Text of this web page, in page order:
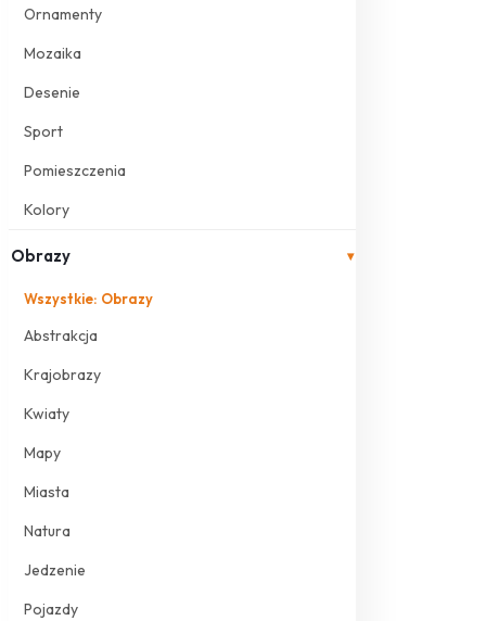
Ornamenty
Mozaika
Desenie
Sport
Pomieszczenia
Kolory
Obrazy ▾
Wszystkie: Obrazy
Abstrakcja
Krajobrazy
Kwiaty
Mapy
Miasta
Natura
Jedzenie
Pojazdy